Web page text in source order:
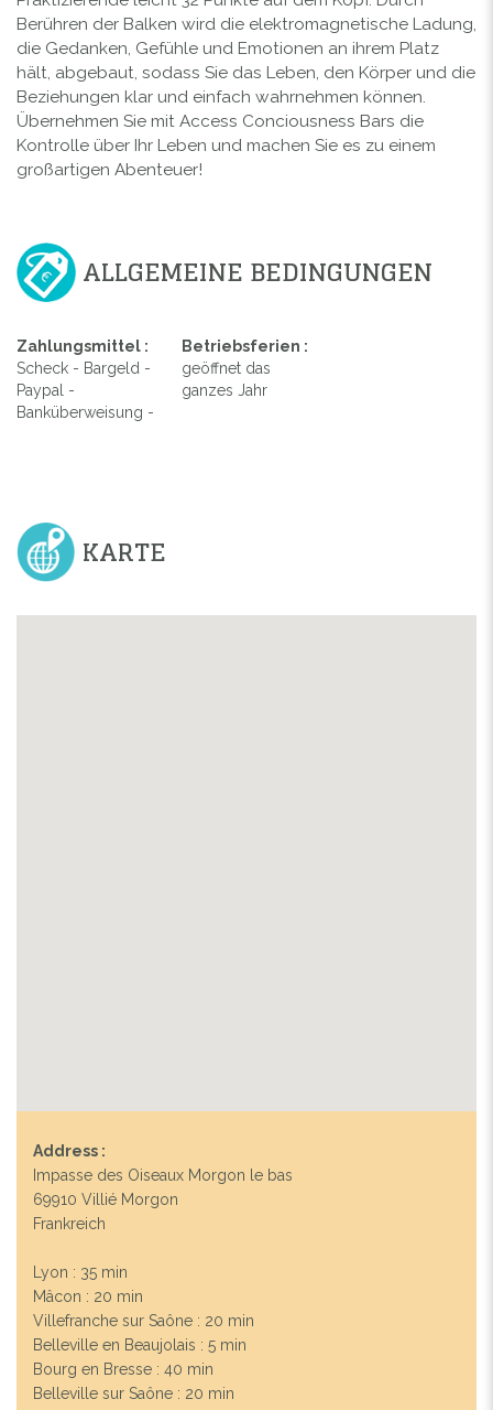
Berühren der Balken wird die elektromagnetische Ladung,
die Gedanken, Gefühle und Emotionen an ihrem Platz
hält, abgebaut, sodass Sie das Leben, den Körper und die
Beziehungen klar und einfach wahrnehmen können.
Übernehmen Sie mit Access Conciousness Bars die
Kontrolle über Ihr Leben und machen Sie es zu einem
großartigen Abenteuer!
ALLGEMEINE BEDINGUNGEN
Zahlungsmittel :
Scheck - Bargeld -
Paypal -
Banküberweisung -
Betriebsferien :
geöffnet das
ganzes Jahr
KARTE
Address :
Impasse des Oiseaux Morgon le bas
69910 Villié Morgon
Frankreich
Lyon : 35 min
Mâcon : 20 min
Villefranche sur Saône : 20 min
Belleville en Beaujolais : 5 min
Bourg en Bresse : 40 min
Belleville sur Saône : 20 min